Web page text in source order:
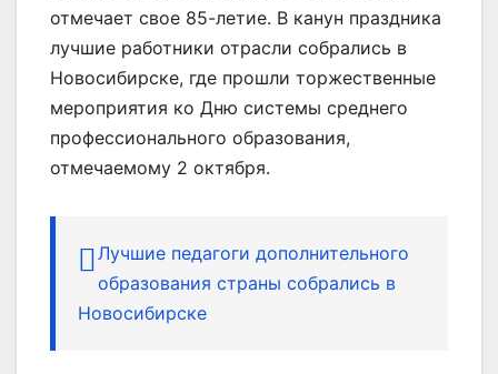
отмечает свое 85-летие. В канун праздника
лучшие работники отрасли собрались в
Новосибирске, где прошли торжественные
мероприятия ко Дню системы среднего
профессионального образования,
отмечаемому 2 октября.
Лучшие педагоги дополнительного
образования страны собрались в
Новосибирске